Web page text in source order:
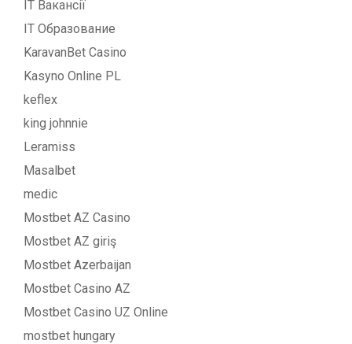
IT Вакансії
IT Образование
KaravanBet Casino
Kasyno Online PL
keflex
king johnnie
Leramiss
Masalbet
medic
Mostbet AZ Casino
Mostbet AZ giriş
Mostbet Azerbaijan
Mostbet Casino AZ
Mostbet Casino UZ Online
mostbet hungary